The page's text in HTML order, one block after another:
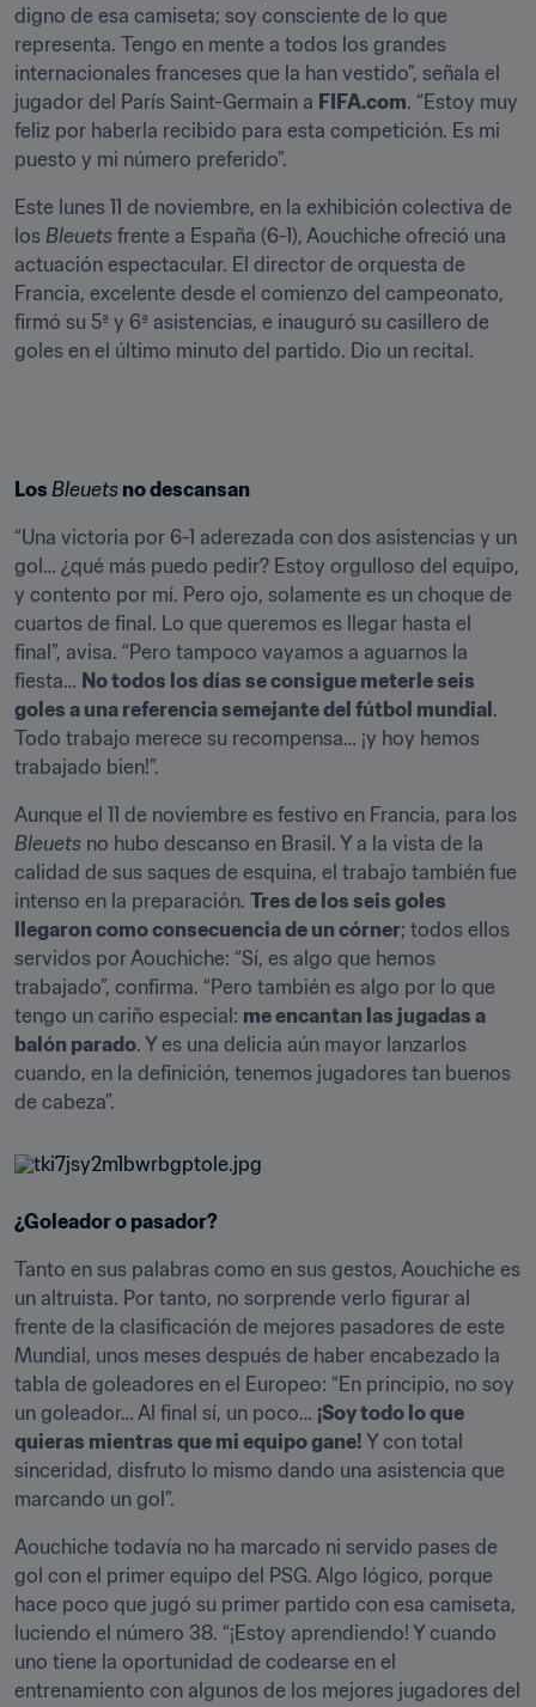
digno de esa camiseta; soy consciente de lo que
representa. Tengo en mente a todos los grandes
internacionales franceses que la han vestido”, señala el
jugador del París Saint-Germain a FIFA.com. “Estoy muy
feliz por haberla recibido para esta competición. Es mi
puesto y mi número preferido”.
Este lunes 11 de noviembre, en la exhibición colectiva de
los Bleuets frente a España (6-1), Aouchiche ofreció una
actuación espectacular. El director de orquesta de
Francia, excelente desde el comienzo del campeonato,
firmó su 5ª y 6ª asistencias, e inauguró su casillero de
goles en el último minuto del partido. Dio un recital.
Los Bleuets no descansan
“Una victoria por 6-1 aderezada con dos asistencias y un
gol… ¿qué más puedo pedir? Estoy orgulloso del equipo,
y contento por mí. Pero ojo, solamente es un choque de
cuartos de final. Lo que queremos es llegar hasta el
final”, avisa. “Pero tampoco vayamos a aguarnos la
fiesta… No todos los días se consigue meterle seis
goles a una referencia semejante del fútbol mundial .
Todo trabajo merece su recompensa… ¡y hoy hemos
trabajado bien!”.
Bleuets no hubo descanso en Brasil. Y a la vista de la
calidad de sus saques de esquina, el trabajo también fue
intenso en la preparación. Tres de los seis goles
llegaron como consecuencia de un córner; todos ellos
servidos por Aouchiche: “Sí, es algo que hemos
trabajado”, confirma. “Pero también es algo por lo que
tengo un cariño especial: me encantan las jugadas a
balón parado. Y es una delicia aún mayor lanzarlos
cuando, en la definición, tenemos jugadores tan buenos
de cabeza”.
¿Goleador o pasador?
Tanto en sus palabras como en sus gestos, Aouchiche es
un altruista. Por tanto, no sorprende verlo figurar al
frente de la clasificación de mejores pasadores de este
Mundial, unos meses después de haber encabezado la
tabla de goleadores en el Europeo: “En principio, no soy
un goleador… Al final sí, un poco… ¡Soy todo lo que
quieras mientras que mi equipo gane! Y con total
sinceridad, disfruto lo mismo dando una asistencia que
marcando un gol”.
Aouchiche todavía no ha marcado ni servido pases de
gol con el primer equipo del PSG. Algo lógico, porque
hace poco que jugó su primer partido con esa camiseta,
luciendo el número 38. “¡Estoy aprendiendo! Y cuando
uno tiene la oportunidad de codearse en el
entrenamiento con algunos de los mejores jugadores del